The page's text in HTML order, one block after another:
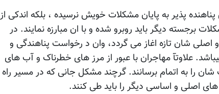
پذیر به پایان مشکلات خویش نرسیده ، بلکه اندکی از
برجسته دیگر باید روبرو شده و با ان مبارزه نمایند. در
شان تازه اغاز می گردد، وان د رخواست پناهندگی و
علاوتآ مهاجران با عبور از مرز های خطرناک و آب های
را به اتمام برسانند. گرچند مشکل جانی که در مسیر راه
های اصلی و اساسی دیگر را باید طی کنند.